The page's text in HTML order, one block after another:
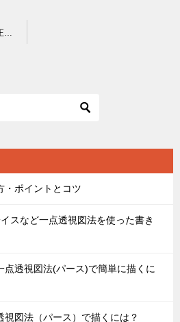
学校の机と椅子の描き方！正面を一点透視図法で描くには？
・ポイントとコツ
スなど一点透視図法を使った書き
点透視図法(パース)で簡単に描くに
図法（パース）で描くには？